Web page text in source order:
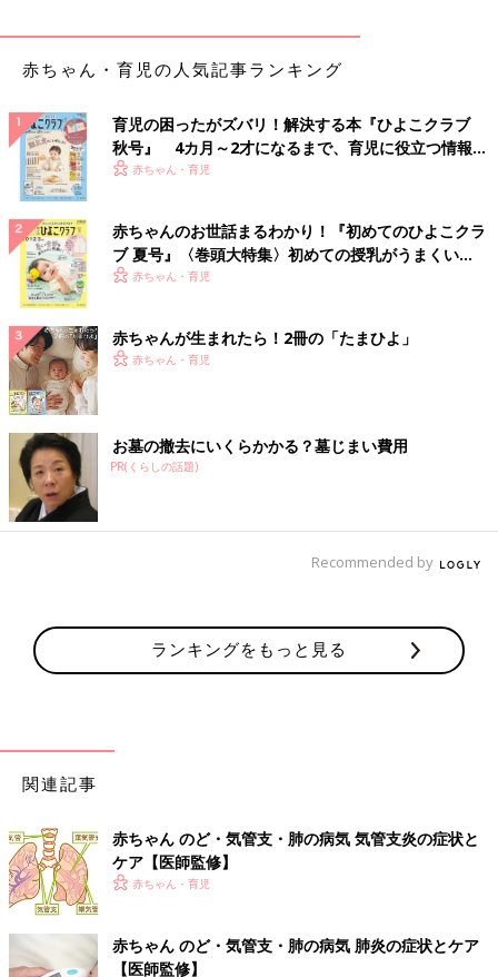
ママから十分な免疫をもらうことができない病気のため、新生児
生後6ヶ月以下の赤ちゃんは特徴的なせきがわかりづらく、突然
呼吸困難に陥ったり、チアノーゼを起こすことがあるので要注意
です。
チアノーゼ
血液中の酸素の量が不足して、唇や手足のつめのつけねなどが灰
色がかった紫色になった状態。
れんの際にも起こります。
赤ちゃんの百日ぜき 治療＆ホームケア
クラリスロマイシンなど百日ぜき菌に有効な抗菌薬を使います
が、早期に適切な処置をしないと、症状の改善は期待できませ
ん。
低月齢の赤ちゃんは重症化しやすいので、生後3ヶ月を過ぎたら
最近、小学生以降の百日ぜきが増えています。
せきが出て苦しそうなときは、たて抱きにしたりして上体を起こ
すと楽になります。
せきで吐かないように、食事は少量ずつ時間をかけて食べさせま
ださい。
代表的な薬
・抗菌薬（クラリス、クラリシッドなど）
監修／横田俊一郎 先生
■赤ちゃん のど・気管支・肺の病気
・風邪症候群
赤ちゃん・育児の人気記事ランキング
育児の困ったがズバリ！解決する本『ひよこクラブ
秋号』 4カ月～2才になるまで、育児に役立つ情報が
いっぱい！
赤ちゃん・育児
赤ちゃんのお世話まるわかり！『初めてのひよこクラ
ブ 夏号』〈巻頭大特集〉初めての授乳がうまくい
く！ おっぱい・ミルクの基本と夏のトラブル 解決テ
赤ちゃん・育児
赤ちゃんが生まれたら！2冊の「たまひよ」
赤ちゃん・育児
お墓の撤去にいくらかかる？墓じまい費用
PR(くらしの話題)
Recommended by
ランキングをもっと見る
関連記事
赤ちゃん のど・気管支・肺の病気 気管支炎の症状と
ケア【医師監修】
赤ちゃん・育児
赤ちゃん のど・気管支・肺の病気 肺炎の症状とケア
【医師監修】